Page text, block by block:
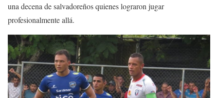
una decena de salvadoreños quienes lograron jugar
profesionalmente allá.